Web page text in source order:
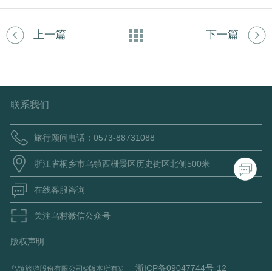
上一篇 下一篇
联系我们
旅行顾问电话：0573-88731088
浙江省桐乡市乌镇西栅景区历史街区北侧500米
在线客服咨询
关注乌村微信公众号
版权声明
乌镇旅游股份有限公司©版本所有© 浙ICP备09047744号-12